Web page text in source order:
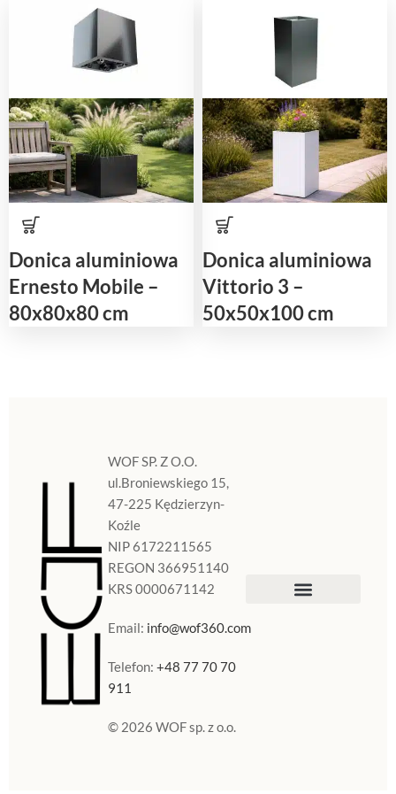
Donica aluminiowa
Ernesto Mobile –
80x80x80 cm
Donica aluminiowa
Vittorio 3 –
50x50x100 cm
WOF SP. Z O.O.
ul.Broniewskiego 15,
47-225 Kędzierzyn-
Koźle
NIP 6172211565
REGON 366951140
KRS 0000671142
Email: info@wof360.com
Telefon:+48 77 70 70
911
© 2026 WOF sp. z o.o.